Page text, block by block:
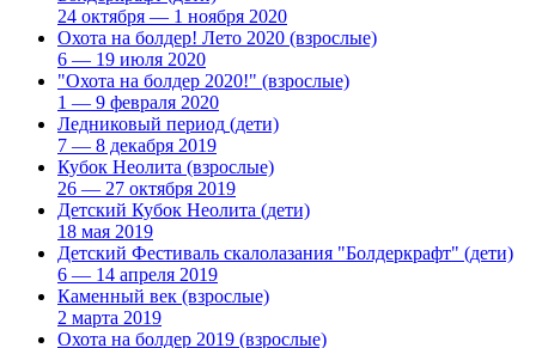
24 октября — 1 ноября 2020
Охота на болдер! Лето 2020 (взрослые)
6 — 19 июля 2020
"Охота на болдер 2020!" (взрослые)
1 — 9 февраля 2020
Ледниковый период (дети)
7 — 8 декабря 2019
Кубок Неолита (взрослые)
26 — 27 октября 2019
Детский Кубок Неолита (дети)
18 мая 2019
Детский Фестиваль скалолазания "Болдеркрафт" (дети)
6 — 14 апреля 2019
Каменный век (взрослые)
2 марта 2019
Охота на болдер 2019 (взрослые)